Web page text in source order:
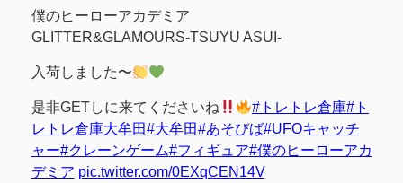
僕のヒーローアカデミア
GLITTER&GLAMOURS-TSUYU ASUI-
入荷しました〜
是非GETしに来てくださいね #トレトレ倉庫#ト
レトレ倉庫大牟田#大牟田#あそびば#UFOキャッチ
ャー#クレーンゲーム#フィギュア#僕のヒーローアカ
デミア pic.twitter.com/0EXqCEN14V